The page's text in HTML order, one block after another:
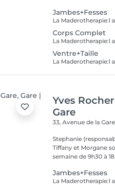
Jambes+Fesses
Corps Complet
Ventre+Taille
Yves
Gare
33, Avenue de la
Stephanie
Tiffany et Morgane
semaine de 9h30 à
Jambes+Fesses